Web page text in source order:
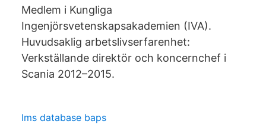
Medlem i Kungliga
Ingenjörsvetenskapsakademien (IVA).
Huvudsaklig arbetslivserfarenhet:
Verkställande direktör och koncernchef i
Scania 2012–2015.
Ims database baps